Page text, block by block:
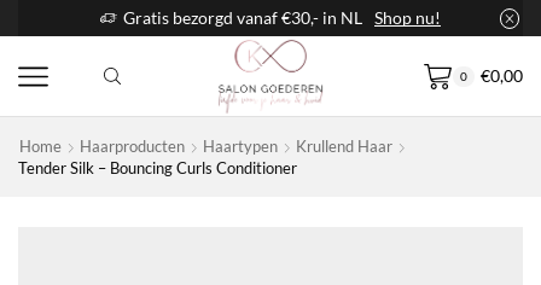
Shop nu! Voor 14:00 besteld.. Vandaag nog
0 €0,00
Home Haarproducten Haartypen
Krullend Haar
Tender Silk – Bouncing Curls Conditioner